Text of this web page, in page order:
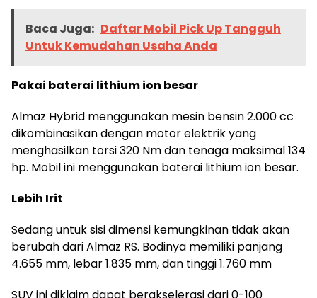
Baca Juga: Daftar Mobil Pick Up Tangguh
Untuk Kemudahan Usaha Anda
Pakai baterai lithium ion besar
Almaz Hybrid menggunakan mesin bensin 2.000 cc
dikombinasikan dengan motor elektrik yang
menghasilkan torsi 320 Nm dan tenaga maksimal 134
hp. Mobil ini menggunakan baterai lithium ion besar.
Lebih Irit
Sedang untuk sisi dimensi kemungkinan tidak akan
berubah dari Almaz RS. Bodinya memiliki panjang
4.655 mm, lebar 1.835 mm, dan tinggi 1.760 mm